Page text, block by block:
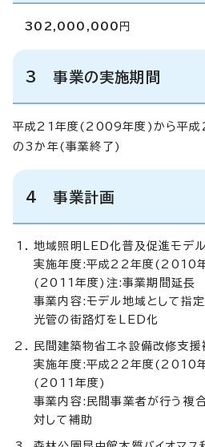
302,000,000 円
3 事業の実施期間
平成21年度(2009年度)から平
の3か年(事業終了)
4 事業計画
地域照明LED化普及促進モデ
実施年度:平成22年度(2010
(2011年度)注:事業期間延長
事業内容:モデル地域として指
光管の街路灯をLED化
民間建築物省エネ設備改修支援
実施年度:平成22年度(2010
(2011年度)
事業内容:民間事業者が行う複
対して補助